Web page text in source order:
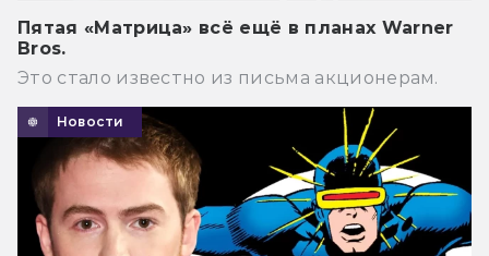
Пятая «Матрица» всё ещё в планах Warner
Bros.
Это стало известно из письма акционерам.
Новости